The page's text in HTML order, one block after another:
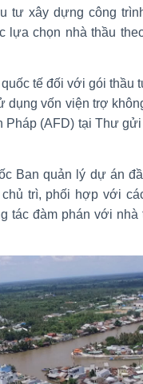
tư xây dựng công
lựa chọn nhà thầu
tế đối với gói thầu
dụng vốn viện trợ
Pháp (AFD) tại Thư
Ban quản lý dự án
trì, phối hợp với
tác đàm phán với nhà